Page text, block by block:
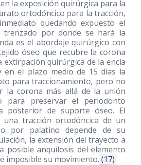
la exposición quirúrgica para la
ortodóncico para la tracción,
quedando expuesto el
trenzado por donde se hará la
es el abordaje quirúrgico con
óseo que recubre la corona
extirpación quirúrgica de la encía
en el plazo medio de 15 días la
para traccionamiento, pero no
la corona más allá de la unión
para preservar el periodonto
posterior de suporte óseo. El
tracción ortodóncica de un
por palatino depende de su
la extensión del trayecto a
posible anquilosis del elemento
imposible su movimiento. (17)